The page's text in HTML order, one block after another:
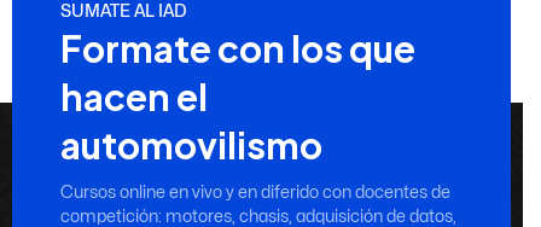
SUMATE AL IAD
Formate con los que
hacen el
automovilismo
Cursos online en vivo y en diferido con docentes de
competición: motores, chasis, adquisición de datos,